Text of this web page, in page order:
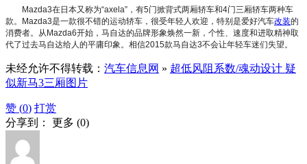
Mazda3在日本又称为“axela”，有5门掀背式两厢轿车和4门三厢轿车两种车
款。Mazda3是一款很不错的运动轿车，很受年轻人欢迎，特别是爱好汽车改装的
消费者。从Mazda6开始，马自达的品牌形象焕然一新，个性、速度和进取精神取
代了过去马自达给人的平庸印象。相信2015款马自达3不会让年轻车迷们失望。
未经允许不得转载： 汽车信息网 » 超低风阻系数/魂动设计 疑
似新马3三厢图片
赞 (0) 打赏
分享到： 更多 (0)